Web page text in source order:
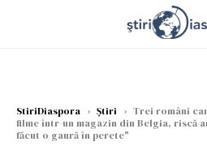
StiriDiaspora › Știri › Trei români
filme într-un magazin din Belgia, riscă
făcut o gaură în perete"